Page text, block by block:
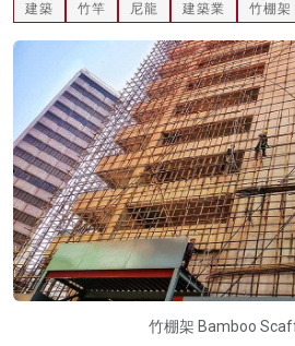
關於我們
建築 竹竿 尼龍 建築業 竹棚架
竹棚架 Bamboo